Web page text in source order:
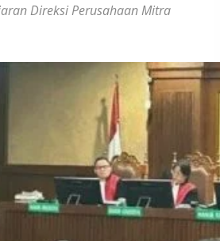
Direksi Perusahaan Mitra